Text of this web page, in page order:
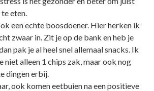
eten.
een echte boosdoener. Hier herken ik
zwaar in. Zit je op de bank en heb je
pak je al heel snel allemaal snacks. Ik
niet alleen 1 chips zak, maar ook nog
dingen erbij.
ook komen eetbuien na een positieve